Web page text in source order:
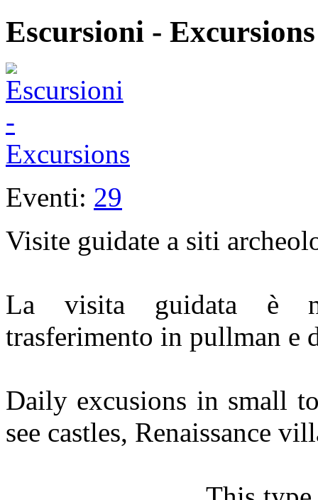
Escursioni - Excursions
Eventi: 29
Visite guidate a siti
La visita guidata è
trasferimento in pullman e
Daily excusions in small
see castles, Renaissance